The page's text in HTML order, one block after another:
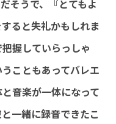
そうで、『とてもよ
ると失礼かもしれま
握していらっしゃ
こともあってバレエ
音楽が一体になって
一緒に録音できたこ